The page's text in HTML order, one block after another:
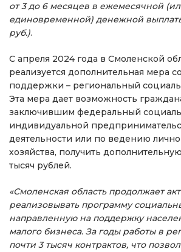
от 3 до 6 месяцев в ежемесячной
единовременной) денежной
руб.).
С апреля 2024 года в Смоленской
реализуется дополнительная мера
поддержки – региональный
Эта мера дает возможность
заключившим федеральный
индивидуальной
деятельности или по ведению
хозяйства, получить
тысяч рублей.
«Смоленская область продолжает
реализовывать программу
направленную на поддержку
малого бизнеса. За годы работы в
почти 3 тысяч контрактов, что